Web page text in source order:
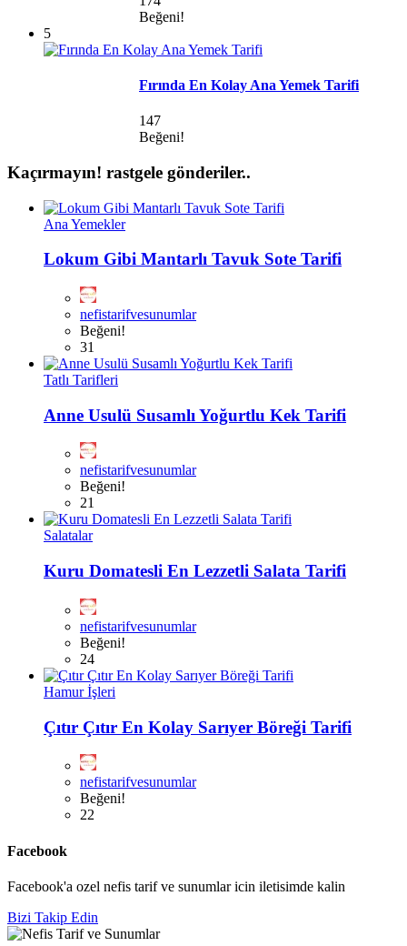
Beğeni!
5
Fırında En Kolay Ana Yemek Tarifi
147
Beğeni!
Kaçırmayın! rastgele gönderiler..
Ana Yemekler
Lokum Gibi Mantarlı Tavuk Sote Tarifi
nefistarifvesunumlar
Beğeni!
31
Tatlı Tarifleri
Anne Usulü Susamlı Yoğurtlu Kek Tarifi
nefistarifvesunumlar
Beğeni!
21
Salatalar
Kuru Domatesli En Lezzetli Salata Tarifi
nefistarifvesunumlar
Beğeni!
24
Hamur İşleri
Çıtır Çıtır En Kolay Sarıyer Böreği Tarifi
nefistarifvesunumlar
Beğeni!
22
Facebook
Facebook'a ozel nefis tarif ve sunumlar icin iletisimde kalin
Bizi Takip Edin